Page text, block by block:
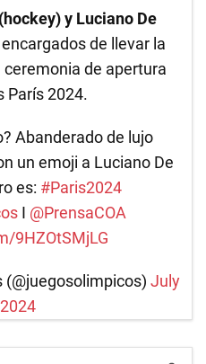
y Luciano De
de llevar la
de apertura
París 2024.
Abanderado de lujo
un emoji a Luciano De
es: #Paris2024
I @PrensaCOA
9HZOtSMjLG
July